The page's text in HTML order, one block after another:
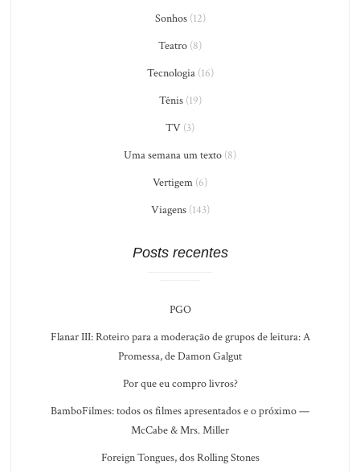
Sonhos(12)
Teatro (8)
Tecnologia(16)
Tênis(19)
TV (3)
Uma semana um texto (8)
Vertigem (6)
Viagens(143)
Posts recentes
PGO
Flanar III: Roteiro para a moderação de grupos de leitura: A
Promessa, de Damon Galgut
Por que eu compro livros?
BamboFilmes: todos os filmes apresentados e o próximo —
McCabe & Mrs. Miller
Foreign Tongues, dos Rolling Stones